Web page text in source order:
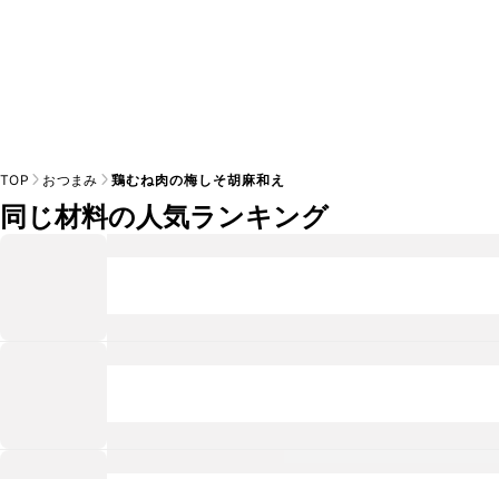
TOP おつまみ 鶏むね肉の梅しそ胡麻和え
同じ材料の人気ランキング